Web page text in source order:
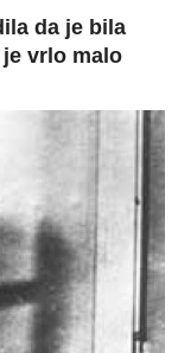
da je bila
vrlo malo